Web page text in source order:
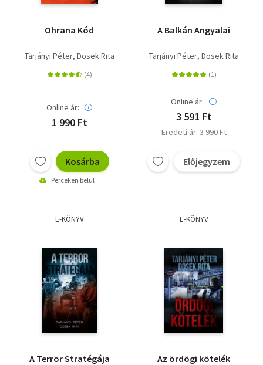
Ohrana Kód
Tarjányi Péter Dosek Rita
Online ár:
1 990 Ft
Kosárba
Perceken belül
A Balkán Angyalai
Tarjányi Péter Dosek Rita
Online ár:
3 591 Ft
Eredeti ár: 3 990 Ft
Előjegyzem
E-KÖNYV
A Terror Stratégája
E-KÖNYV
Az ördögi kötelék